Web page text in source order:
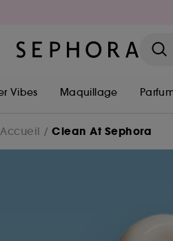
Vibes Maquillage
Accueil Clean At Sephora